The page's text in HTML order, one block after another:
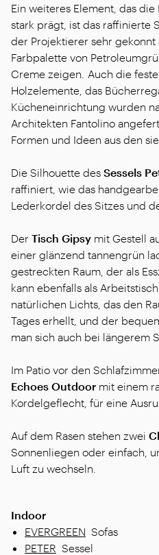
Ein weiteres Element, das
stark prägt, ist das raffinierte
der Projektierer sehr
Farbpalette von
Creme zeigen. Auch die
Holzelemente, das
Kücheneinrichtung wurden
Architekten Fantolino
Formen und Ideen aus den
Die Silhouette des Sessels
raffiniert, wie das
Lederkordel des Sitzes und
Der Tisch Gipsy mit Gestell
einer glänzend tannengrün
gestreckten Raum, der als
kann ebenfalls als
natürlichen Lichts, das den
Tages erhellt, und der
man sich auch bei längerem
Im Patio vor den
Echoes Outdoor mit einem
Kordelgeflecht, für eine
Auf dem Rasen stehen zwei C
Sonnenliegen oder einfach,
Luft zu wechseln.
Indoor
EVERGREEN Sofas
PETER Sessel